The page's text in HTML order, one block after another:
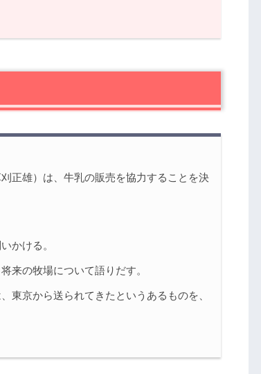
も告白？
正雄）は、牛乳の販売を協力することを決
かける。
来の牧場について語りだす。
東京から送られてきたというあるものを、